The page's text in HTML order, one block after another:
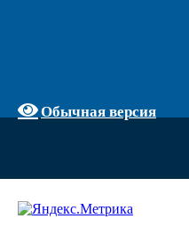
Обычная версия